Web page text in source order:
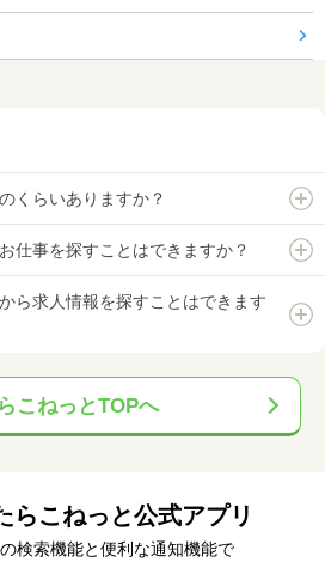
くらいありますか？
仕事を探すことはできますか？
ら求人情報を探すことはできます
こねっとTOPへ
らこねっと公式アプリ
検索機能と便利な通知機能で